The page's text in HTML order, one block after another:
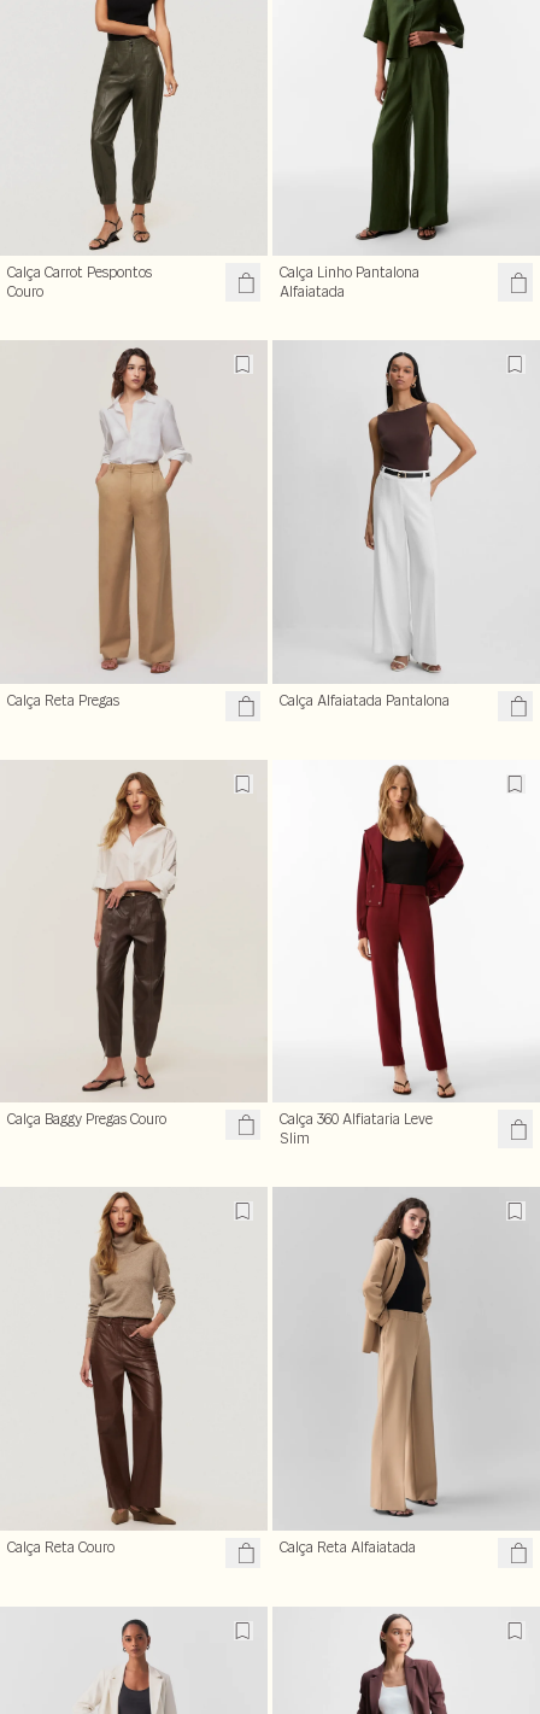
Calça Carrot Pespontos
Couro
Calça Linho Pantalona
Alfaiatada
Calça Reta Pregas Calça Alfaiatada Pantalona
Calça Baggy Pregas Couro
Calça 360 Alfiataria Leve
Slim
Calça Reta Couro Calça Reta Alfaiatada